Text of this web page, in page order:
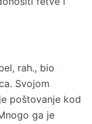
rah., bio
Svojom
poštovanje kod
ga je